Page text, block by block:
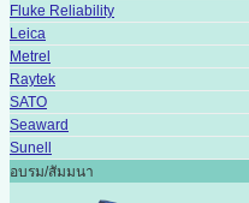
Fluke Reliability
Leica
Metrel
Raytek
SATO
Seaward
Sunell
อบรม/สัมมนา